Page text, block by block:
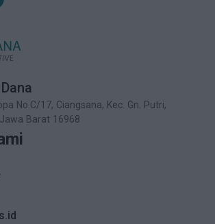
No.C/17, Ciangsana, Kec. Gn. Putri,
Barat 16968